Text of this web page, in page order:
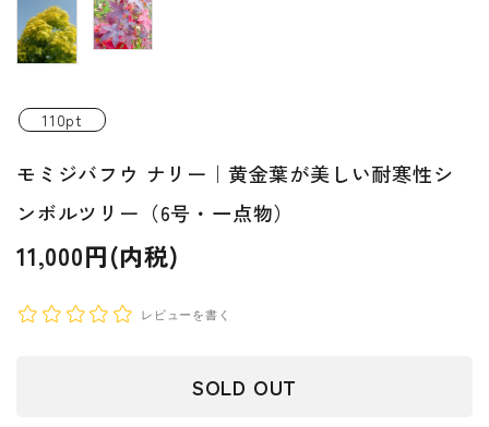
ACCOUNT MENU
ようこそ ゲスト 様
110pt
モミジバフウ ナリー｜黄金葉が美しい耐寒性シ
ンボルツリー（6号・一点物）
11,000円(内税)
レビューを書く
SOLD OUT